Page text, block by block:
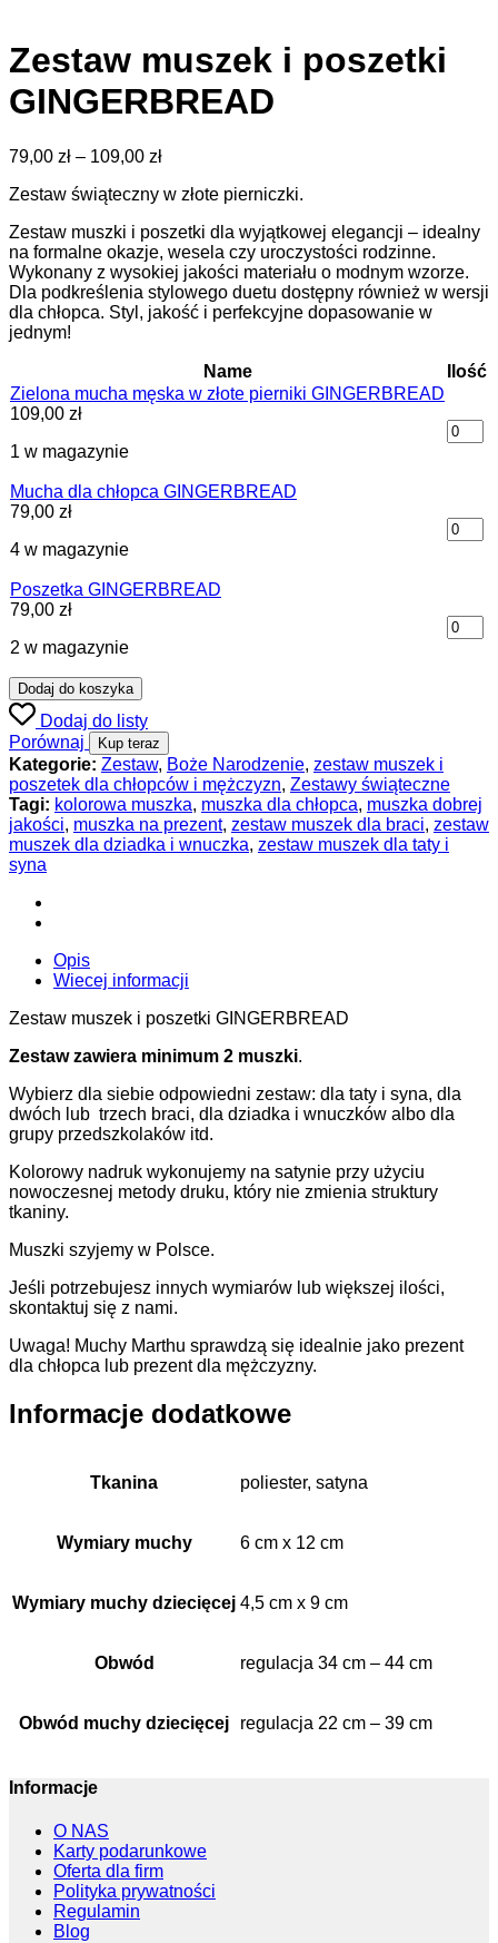
Zestaw muszek i poszetki
GINGERBREAD
79,00 zł – 109,00 złZakres
od
do
109,00 zł
Zestaw świąteczny w złote pierniczki.
Zestaw muszki i poszetki dla wyjątkowej elegancji – idealny
na formalne okazje, wesela czy uroczystości rodzinne.
Wykonany z wysokiej jakości materiału o modnym wzorze.
Dla podkreślenia stylowego duetu dostępny również w wersji
dla chłopca. Styl, jakość i perfekcyjne dopasowanie w
jednym!
Name
Ilość
Zielona mucha męska w złote pierniki GINGERBREAD
109,00 zł
1 w magazynie
Mucha dla chłopca GINGERBREAD
79,00 zł
4 w magazynie
Poszetka GINGERBREAD
79,00 zł
2 w magazynie
Dodaj do koszyka
Dodaj do listy
Porównaj
Kup teraz
Kategorie: Zestaw, Boże Narodzenie, zestaw muszek i
poszetek dla chłopców i mężczyzn, Zestawy świąteczne
Tagi: kolorowa muszka, muszka dla chłopca, muszka dobrej
jakości, muszka na prezent, zestaw muszek dla braci, zestaw
muszek dla dziadka i wnuczka, zestaw muszek dla taty i
syna
Opis
Wiecej informacji
Zestaw muszek i poszetki GINGERBREAD
Zestaw zawiera minimum 2 muszki.
Wybierz dla siebie odpowiedni zestaw: dla taty i syna, dla
dwóch lub trzech braci, dla dziadka i wnuczków albo dla
grupy przedszkolaków itd.
Kolorowy nadruk wykonujemy na satynie przy użyciu
nowoczesnej metody druku, który nie zmienia struktury
tkaniny.
Muszki szyjemy w Polsce.
Jeśli potrzebujesz innych wymiarów lub większej ilości,
skontaktuj się z nami.
Uwaga! Muchy Marthu sprawdzą się idealnie jako prezent
dla chłopca lub prezent dla mężczyzny.
Informacje dodatkowe
Tkanina poliester, satyna
Wymiary muchy 6 cm x 12 cm
Wymiary muchy dziecięcej 4,5 cm x 9 cm
Obwód regulacja 34 cm – 44 cm
Obwód muchy dziecięcej regulacja 22 cm – 39 cm
Informacje
O NAS
Karty podarunkowe
Oferta dla firm
Polityka prywatności
Regulamin
Blog